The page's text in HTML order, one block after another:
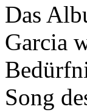
Das
Garcia
Song